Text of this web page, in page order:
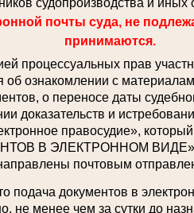
судопроизводства и
почты суда, не
принимаются.
процессуальных прав
ознакомлении с
о переносе даты
доказательств и
правосудие»,
В ЭЛЕКТРОННОМ ВИДЕ»,
почтовым
документов в
не менее чем за сутки до